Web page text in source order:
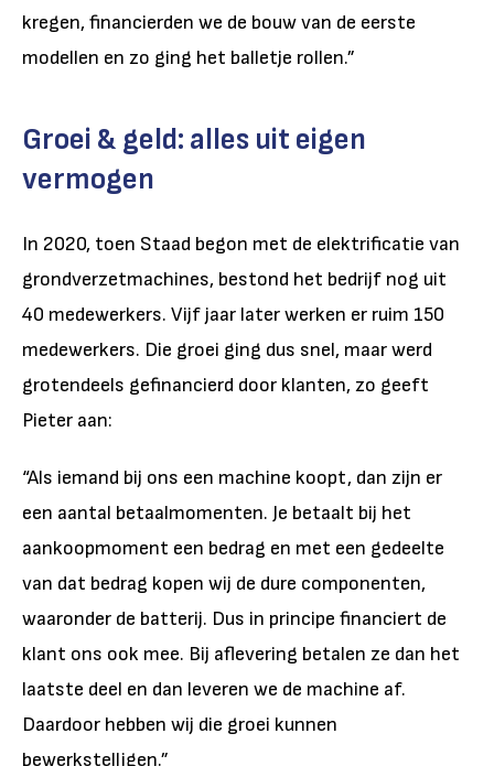
kregen, financierden we de bouw van de eerste
modellen en zo ging het balletje rollen.”
Groei & geld: alles uit eigen
vermogen
In 2020, toen Staad begon met de elektrificatie van
grondverzetmachines, bestond het bedrijf nog uit
40 medewerkers. Vijf jaar later werken er ruim 150
medewerkers. Die groei ging dus snel, maar werd
grotendeels gefinancierd door klanten, zo geeft
Pieter aan:
“Als iemand bij ons een machine koopt, dan zijn er
een aantal betaalmomenten. Je betaalt bij het
aankoopmoment een bedrag en met een gedeelte
van dat bedrag kopen wij de dure componenten,
waaronder de batterij. Dus in principe financiert de
klant ons ook mee. Bij aflevering betalen ze dan het
laatste deel en dan leveren we de machine af.
Daardoor hebben wij die groei kunnen
bewerkstelligen.”